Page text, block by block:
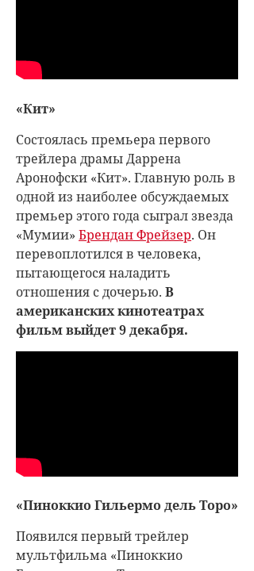
«Кит»
Состоялась премьера первого
трейлера драмы Даррена
Аронофски «Кит». Главную роль в
одной из наиболее обсуждаемых
премьер этого года сыграл звезда
«Мумии» Брендан Фрейзер. Он
перевоплотился в человека,
пытающегося наладить
отношения с дочерью. В
американских кинотеатрах
фильм выйдет 9 декабря.
«Пиноккио Гильермо дель Торо»
Появился первый трейлер
мультфильма «Пиноккио